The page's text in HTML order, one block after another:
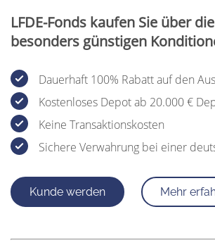
LFDE-Fonds kaufen Sie über
besonders günstigen
Dauerhaft 100% Rabatt auf den
Kostenloses Depot ab 20.000 €
Keine Transaktionskosten
Sichere Verwahrung bei einer
Kunde werden Mehr